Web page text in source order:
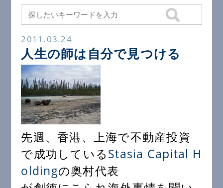
2011.03.24
人生の師は自分で見つける
先週、香港、上海で不動産投資
で成功しているStasia Capital H
oldingの奥村代表